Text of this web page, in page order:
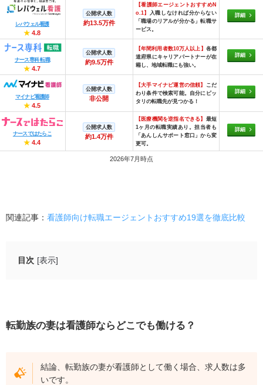
レバウェル看護
★ 4.8
公開求人数
約13.5万件
【看護師エージェントおすすめN
o.1】
入職しなければ分からない
「職場のリアルが分かる」転職サ
ービス。
詳細
ナース専科 転職
★ 4.7
公開求人数
約9.5万件
【年間利用者数10万人以上】 各都
道府県にキャリアパートナーが在
籍し、地域転職にも強い。
詳細
マイナビ看護師
★ 4.5
公開求人数
非公開
【大手マイナビ運営の信頼】
こだ
わり条件で検索可能。自分にピッ
タリの転職先が見つかる！
詳細
ナースではたらこ
★ 4.4
公開求人数
約1.4万件
【医療機関を逆指名できる】 最短
1ヶ月の転職実績あり。担当者も
「あんしんサポート窓口」から変
更可。
詳細
2026年7月時点
関連記事： 看護師向け転職エージェントおすすめ19選を徹底比較
目次 [表示]
方・職場
献血ルームの看護師
転勤族の妻は看護師ならどこでも働ける？
結論、転勤族の妻が看護師として働く場合、求人数は多
いです。